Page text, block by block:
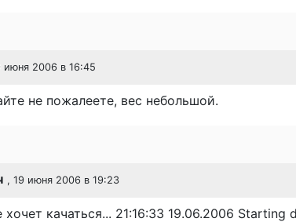
июня 2006 в 16:45
не пожалеете, вес небольшой.
, 19 июня 2006 в 19:23
хочет качаться... 21:16:33 19.06.2006 Starting